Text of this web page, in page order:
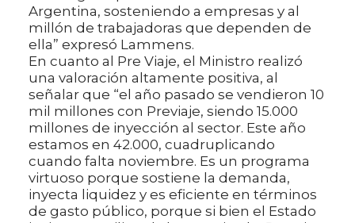
Argentina, sosteniendo a empresas y al
millón de trabajadoras que dependen de
ella” expresó Lammens.
En cuanto al Pre Viaje, el Ministro realizó
una valoración altamente positiva, al
señalar que “el año pasado se vendieron 10
mil millones con Previaje, siendo 15.000
millones de inyección al sector. Este año
estamos en 42.000, cuadruplicando
cuando falta noviembre. Es un programa
virtuoso porque sostiene la demanda,
inyecta liquidez y es eficiente en términos
de gasto público, porque si bien el Estado